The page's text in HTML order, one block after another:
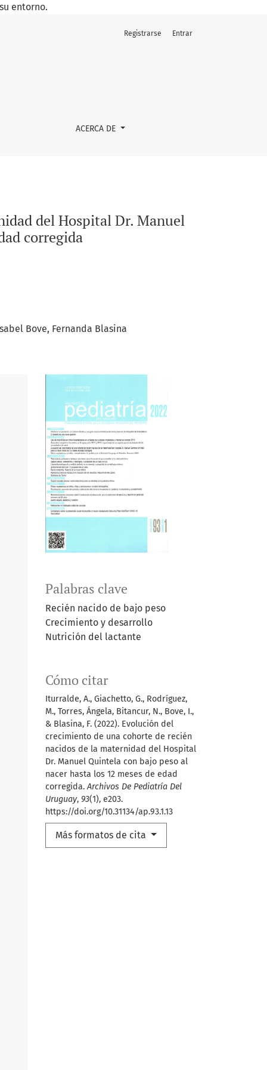
entorno.
con bajo peso al nacer hasta los 12 meses de edad
ACERCA DE
Registrarse Entrar
del Hospital Dr. Manuel
corregida
Bove Fernanda Blasina
Palabras clave
Recién nacido de bajo peso
Crecimiento y desarrollo
Nutrición del lactante
Cómo citar
Iturralde, A., Giachetto, G., Rodríguez,
M., Torres, Ángela, Bitancur, N., Bove, I.,
& Blasina, F. (2022). Evolución del
crecimiento de una cohorte de recién
nacidos de la maternidad del Hospital
Dr. Manuel Quintela con bajo peso al
nacer hasta los 12 meses de edad
corregida.Archivos De Pediatría Del
Uruguay, 93(1), e203.
https://doi.org/10.31134/ap.93.1.13
Más formatos de cita